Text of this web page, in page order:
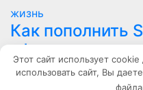
жизнь
Как пополнить
официального
Маяк Мира
Этот сайт использует
использовать сайт, Вы